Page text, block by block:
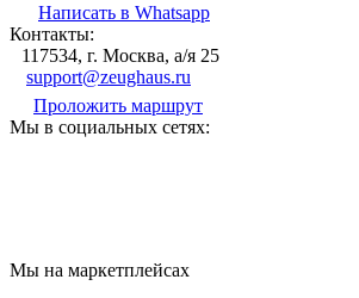
Написать в Whatsapp
Контакты:
117534, г. Москва, а/я 25
support@zeughaus.ru
Проложить маршрут
Мы в социальных сетях:
Мы на маркетплейсах